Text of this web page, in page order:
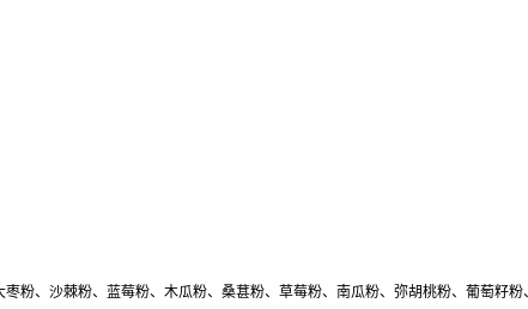
粉、沙棘粉、蓝莓粉、木瓜粉、桑葚粉、草莓粉、南瓜粉、弥胡桃粉、葡萄籽